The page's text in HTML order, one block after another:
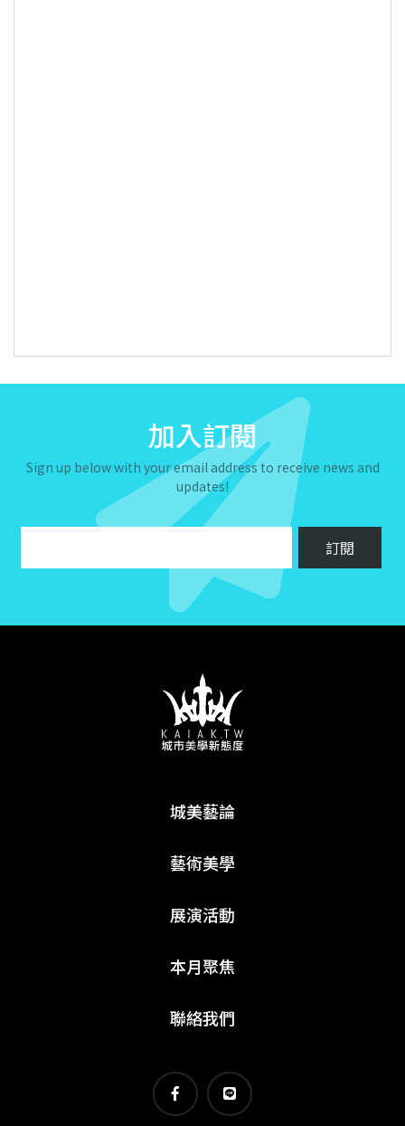
加入訂閱
Sign up below with your email address to receive news and
updates!
城美藝論
藝術美學
展演活動
本月聚焦
聯絡我們